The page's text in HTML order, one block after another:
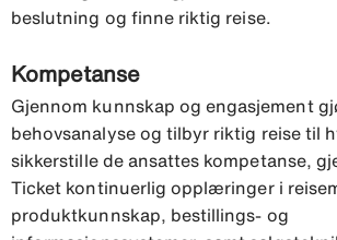
beslutning og finne riktig reise.
Kompetanse
Gjennom kunnskap og engasjement
behovsanalyse og tilbyr riktig reise til
sikkerstille de ansattes kompetanse,
Ticket kontinuerlig opplæringer i
produktkunnskap, bestillings- og